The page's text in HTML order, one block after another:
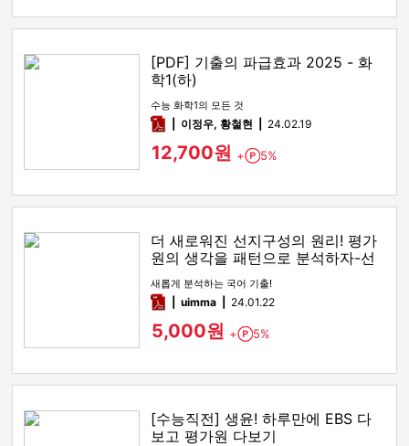
[PDF] 기출의 파급효과 2025 - 화
학1(하)
수능 화학1의 모든 것
pdf이정우, 황철현 24.02.19
12,700원 + Point
5%
더 새로워진 선지구성의 원리! 평가
원의 생각을 패턴으로 분석하자-선
지구성의 원리
새롭게 분석하는 국어 기출!
pdfuimma 24.01.22
5,000원 + Point
5%
[수능직전] 생윤! 하루만에 EBS 다
보고 평가원 다보기